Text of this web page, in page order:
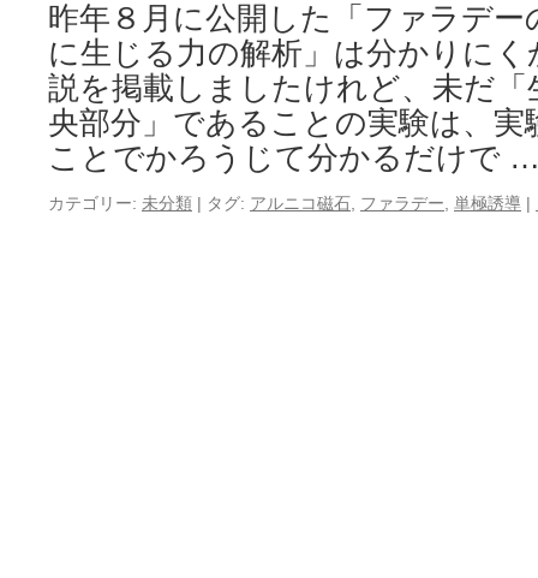
昨年８月に公開した「ファラデー
に生じる力の解析」は分かりに
説を掲載しましたけれど、未だ
央部分」であることの実験は、実
ことでかろうじて分かるだけで
カテゴリー: 未分類 | タグ: アルニコ磁石 ファラデー 単極誘導 |